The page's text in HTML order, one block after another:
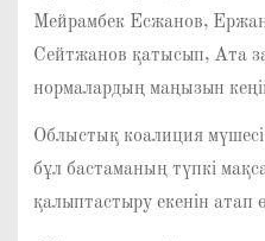
Мейрамбек Есжанов,
Сейтжанов қатысып, Ата
нормалардың маңызын
Облыстық коалиция мүшесі
бұл бастаманың түпкі
қалыптастыру екенін атап